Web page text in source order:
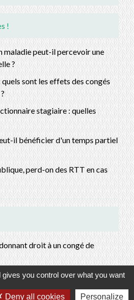
!
maladie peut-il percevoir une
?
sont les effets des congés
stagiaire : quelles
il bénéficier d'un temps partiel
perd-on des RTT en cas
droit à un congé de
you control over what you want
Deny all cookies Personalize